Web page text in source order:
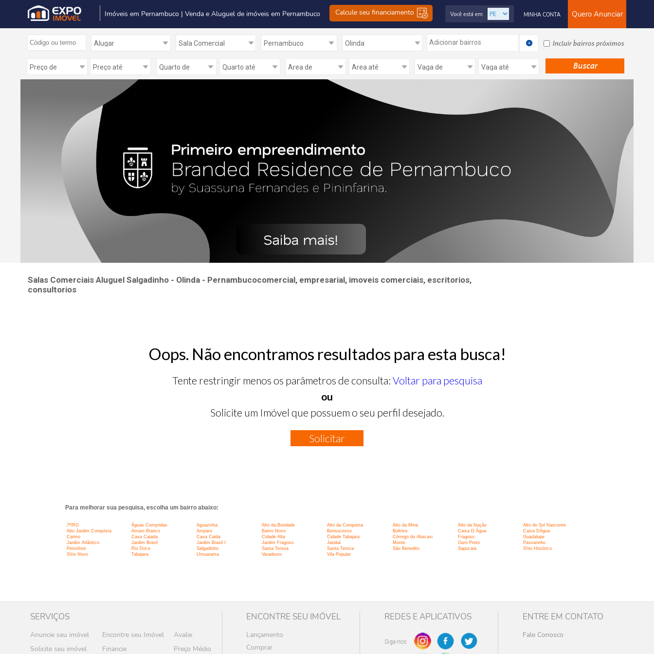
Imóveis em Pernambuco | Venda e Aluguel de imóveis em Pernambuco Calcule seu financiamento Quero Anunciar
MINHA CONTA
Você está em:
Adicionar bairros Incluir bairros próximos
Salas Comerciais Aluguel Salgadinho - Olinda - Pernambucocomercial, empresarial, imoveis comerciais, escritorios,
consultorios
Oops. Não encontramos resultados para esta busca!
Tente restringir menos os parâmetros de consulta: Voltar para pesquisa
ou
Solicite um Imóvel que possuem o seu perfil desejado.
Solicitar
Para melhorar sua pesquisa, escolha um bairro abaixo:
7º/RO Águas Compridas Aguazinha Alto da Bondade Alto da Conquista Alto da Mina Alto da Nação
Alto do Sol Nascente
Alto Jardim Conquista
Amaro Branco Amparo Bairro Novo Bonsucesso Bultrins Caixa D Água
Caixa DÁgua
Carmo
Casa Caiada Casa Caida Cidade Alta Cidade Tabajara Córrego do Abacaxi Fragoso
Guadalupe
Jardim Atlântico
Jardim Brasil Jardim Brasil I Jardim Fragoso Jatobá Monte Ouro Preto
Passarinho
Peixinhos
Rio Doce Salgadinho Santa Teresa Santa Tereza São Benedito Sapucaia
Sítio Histórico
Sítio Novo
Tabajara Umuarama Varadouro Vila Popular
SERVIÇOS
Anuncie seu imóvel Encontre seu Imóvel
Avalie
Solicite seu imóvel
Financie Preço Médio
ENCONTRE SEU IMÓVEL
Lançamento
Comprar
REDES E APLICATIVOS
Siga-nos
ENTRE EM CONTATO
Fale Conosco